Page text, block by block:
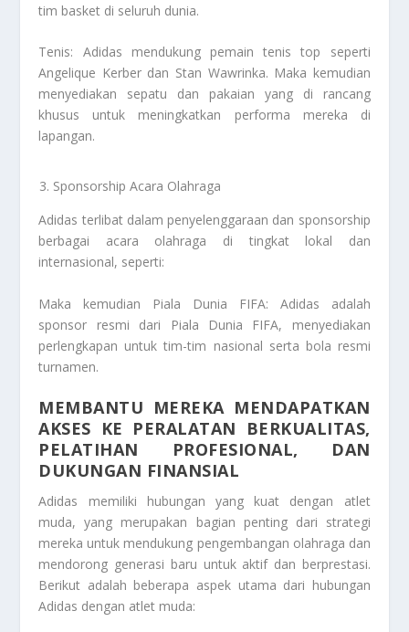
tim basket di seluruh dunia.
Tenis: Adidas mendukung pemain tenis top seperti
Angelique Kerber dan Stan Wawrinka. Maka kemudian
menyediakan sepatu dan pakaian yang di rancang
khusus untuk meningkatkan performa mereka di
lapangan.
Sponsorship Acara Olahraga
Adidas terlibat dalam penyelenggaraan dan sponsorship
berbagai acara olahraga di tingkat lokal dan
internasional, seperti:
Maka kemudian Piala Dunia FIFA: Adidas adalah
sponsor resmi dari Piala Dunia FIFA, menyediakan
perlengkapan untuk tim-tim nasional serta bola resmi
turnamen.
MEMBANTU MEREKA MENDAPATKAN
AKSES KE PERALATAN BERKUALITAS,
PELATIHAN PROFESIONAL, DAN
DUKUNGAN FINANSIAL
Adidas memiliki hubungan yang kuat dengan atlet
muda, yang merupakan bagian penting dari strategi
mereka untuk mendukung pengembangan olahraga dan
mendorong generasi baru untuk aktif dan berprestasi.
Berikut adalah beberapa aspek utama dari hubungan
Adidas dengan atlet muda: